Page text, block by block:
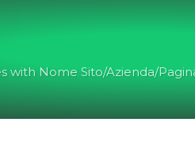
with Nome Sito/Azienda/